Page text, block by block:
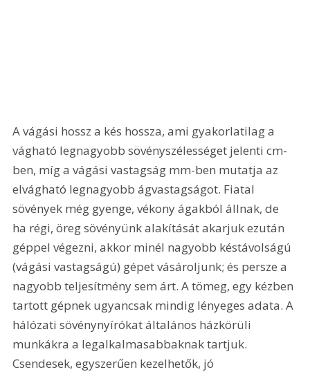
A vágási hossz a kés hossza, ami gyakorlatilag a
vágható legnagyobb sövényszélességet jelenti cm-
ben, míg a vágási vastagság mm-ben mutatja az
elvágható legnagyobb ágvastagságot. Fiatal
sövények még gyenge, vékony ágakból állnak, de
ha régi, öreg sövényünk alakítását akarjuk ezután
géppel végezni, akkor minél nagyobb késtávolságú
(vágási vastagságú) gépet vásároljunk; és persze a
nagyobb teljesítmény sem árt. A tömeg, egy kézben
tartott gépnek ugyancsak mindig lényeges adata. A
hálózati sövénynyírókat általános házkörüli
munkákra a legalkalmasabbaknak tartjuk.
Csendesek, egyszerűen kezelhetők, jó